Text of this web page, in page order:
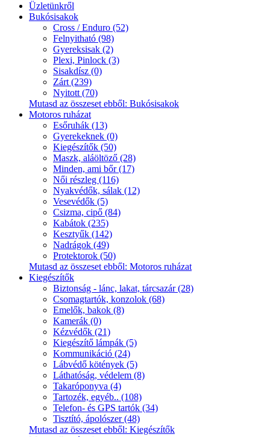
Üzletünkről
Bukósisakok
Cross / Enduro (52)
Felnyitható (98)
Gyereksisak (2)
Plexi, Pinlock (3)
Sisakdísz (0)
Zárt (239)
Nyitott (70)
Mutasd az összeset ebből: Bukósisakok
Motoros ruházat
Esőruhák (13)
Gyerekeknek (0)
Kiegészítők (50)
Maszk, aláöltöző (28)
Minden, ami bőr (17)
Női részleg (116)
Nyakvédők, sálak (12)
Vesevédők (5)
Csizma, cipő (84)
Kabátok (235)
Kesztyűk (142)
Nadrágok (49)
Protektorok (50)
Mutasd az összeset ebből: Motoros ruházat
Kiegészítők
Biztonság - lánc, lakat, tárcsazár (28)
Csomagtartók, konzolok (68)
Emelők, bakok (8)
Kamerák (0)
Kézvédők (21)
Kiegészítő lámpák (5)
Kommunikáció (24)
Lábvédő kötények (5)
Láthatóság, védelem (8)
Takaróponyva (4)
Tartozék, egyéb.. (108)
Telefon- és GPS tartók (34)
Tisztító, ápolószer (48)
Mutasd az összeset ebből: Kiegészítők